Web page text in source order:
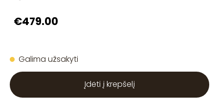
€479.00
Galima užsakyti
Įdėti į krepšelį